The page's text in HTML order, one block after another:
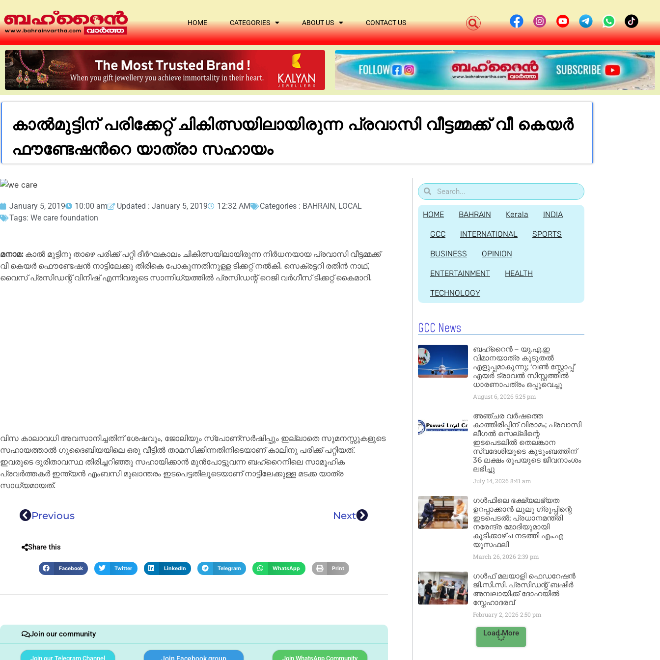
HOME CATEGORIES ABOUT US CONTACT US
കാൽമുട്ടിന് പരിക്കേറ്റ് ചികിത്സയിലായിരുന്ന പ്രവാസി വീട്ടമ്മക്ക് വീ കെയർ
ഫൗണ്ടേഷൻറെ യാത്രാ സഹായം
January 5, 2019 10:00 am Updated : January 5, 2019 12:32 AM Categories : BAHRAIN, LOCAL
Tags: We care foundation
മനാമ:കാൽ മുട്ടിനു താഴെ പരിക്ക് പറ്റി ദീർഘകാലം ചികിത്സയിലായിരുന്ന നിർധനയായ പ്രവാസി വീട്ടമ്മക്ക്
വീ കെയർ ഫൌണ്ടേഷൻ നാട്ടിലേക്കു തിരികെ പോകുന്നതിനുള്ള ടിക്കറ്റ് നൽകി. സെക്രട്ടറി രതിൻ നാഥ്,
വൈസ് പ്രസിഡന്റ്‌ വിനീഷ് എന്നിവരുടെ സാന്നിധ്യത്തിൽ പ്രസിഡന്റ്‌ റെജി വർഗീസ് ടിക്കറ്റ് കൈമാറി.
വിസ കാലാവധി അവസാനിച്ചതിന് ശേഷവും, ജോലിയും സ്പോണ്സർഷിപ്പും ഇല്ലാതെ സുമനസ്സുകളുടെ
സഹായത്താൽ ഗുദൈബിയയിലെ ഒരു വീട്ടിൽ താമസിക്കിന്നതിനിടെയാണ് കാലിനു പരിക്ക് പറ്റിയത്.
ഇവരുടെ ദുരിതാവസ്ഥ തിരിച്ചറിഞ്ഞു സഹായിക്കാൻ മുൻപോട്ടുവന്ന ബഹ്‌റൈനിലെ സാമൂഹിക
പ്രവർത്തകർ ഇന്ത്യൻ എംബസി മുഖാന്തരം ഇടപെട്ടതിലൂടെയാണ് നാട്ടിലേക്കുള്ള മടക്ക യാത്ര
സാധ്യമായത്.
Previous Next
Share this
Facebook Twitter LinkedIn Telegram WhatsApp Print
Join our community
Join our Telegram Channel Join Facebook group Join WhatsApp Community
HOME BAHRAIN Kerala INDIA
GCC INTERNATIONAL SPORTS
BUSINESS OPINION
ENTERTAINMENT HEALTH
TECHNOLOGY
GCC News
ബഹ്‌റൈൻ – യു.എ.ഇ
വിമാനയാത്ര കൂടുതൽ
എളുപ്പമാകുന്നു; ‘വൺ സ്റ്റോപ്പ്’
എയർ ട്രാവൽ സിസ്റ്റത്തിൽ
ധാരണാപത്രം ഒപ്പുവെച്ചു
August 6, 2026 5:25 pm
അഞ്ചര വർഷത്തെ
കാത്തിരിപ്പിന് വിരാമം; പ്രവാസി
ലീഗൽ സെല്ലിന്റെ
ഇടപെടലിൽ തെലങ്കാന
സ്വദേശിയുടെ കുടുംബത്തിന്
36 ലക്ഷം രൂപയുടെ ജീവനാംശം
ലഭിച്ചു
July 14, 2026 8:41 am
ഗൾഫിലെ ഭക്ഷ്യലഭ്യത
ഉറപ്പാക്കാൻ ലുലു ഗ്രൂപ്പിന്റെ
ഇടപെടൽ; പ്രധാനമന്ത്രി
നരേന്ദ്ര മോദിയുമായി
കൂടിക്കാഴ്ച നടത്തി എം.എ
യൂസഫലി
March 26, 2026 2:39 pm
ഗൾഫ് മലയാളി ഫെഡറേഷൻ
ജി.സി.സി. പ്രസിഡന്റ് ബഷീർ
അമ്പലായിക്ക് ദോഹയിൽ
സ്നേഹാദരവ്
February 2, 2026 2:50 pm
Load More